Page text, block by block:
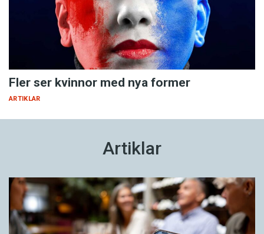
Fler ser kvinnor med nya former
ARTIKLAR
Artiklar